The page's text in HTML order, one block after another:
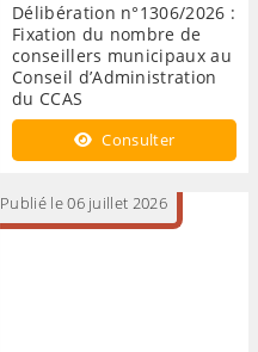
Délibération n°1306/2026 :
Fixation du nombre de
conseillers municipaux au
Conseil d’Administration
du CCAS
Consulter
Publié le 06 juillet 2026